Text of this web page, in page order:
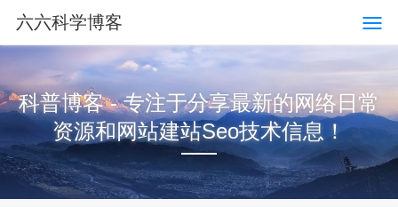
六六科学博客
科普博客 - 专注于分享最新的网络日常
资源和网站建站Seo技术信息！